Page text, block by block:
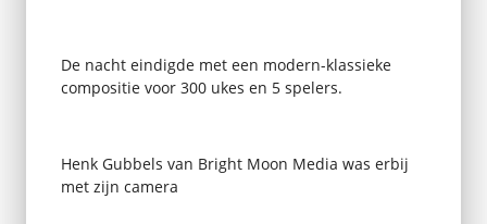
De nacht eindigde met een modern-klassieke
compositie voor 300 ukes en 5 spelers.
Henk Gubbels van Bright Moon Media was erbij
met zijn camera